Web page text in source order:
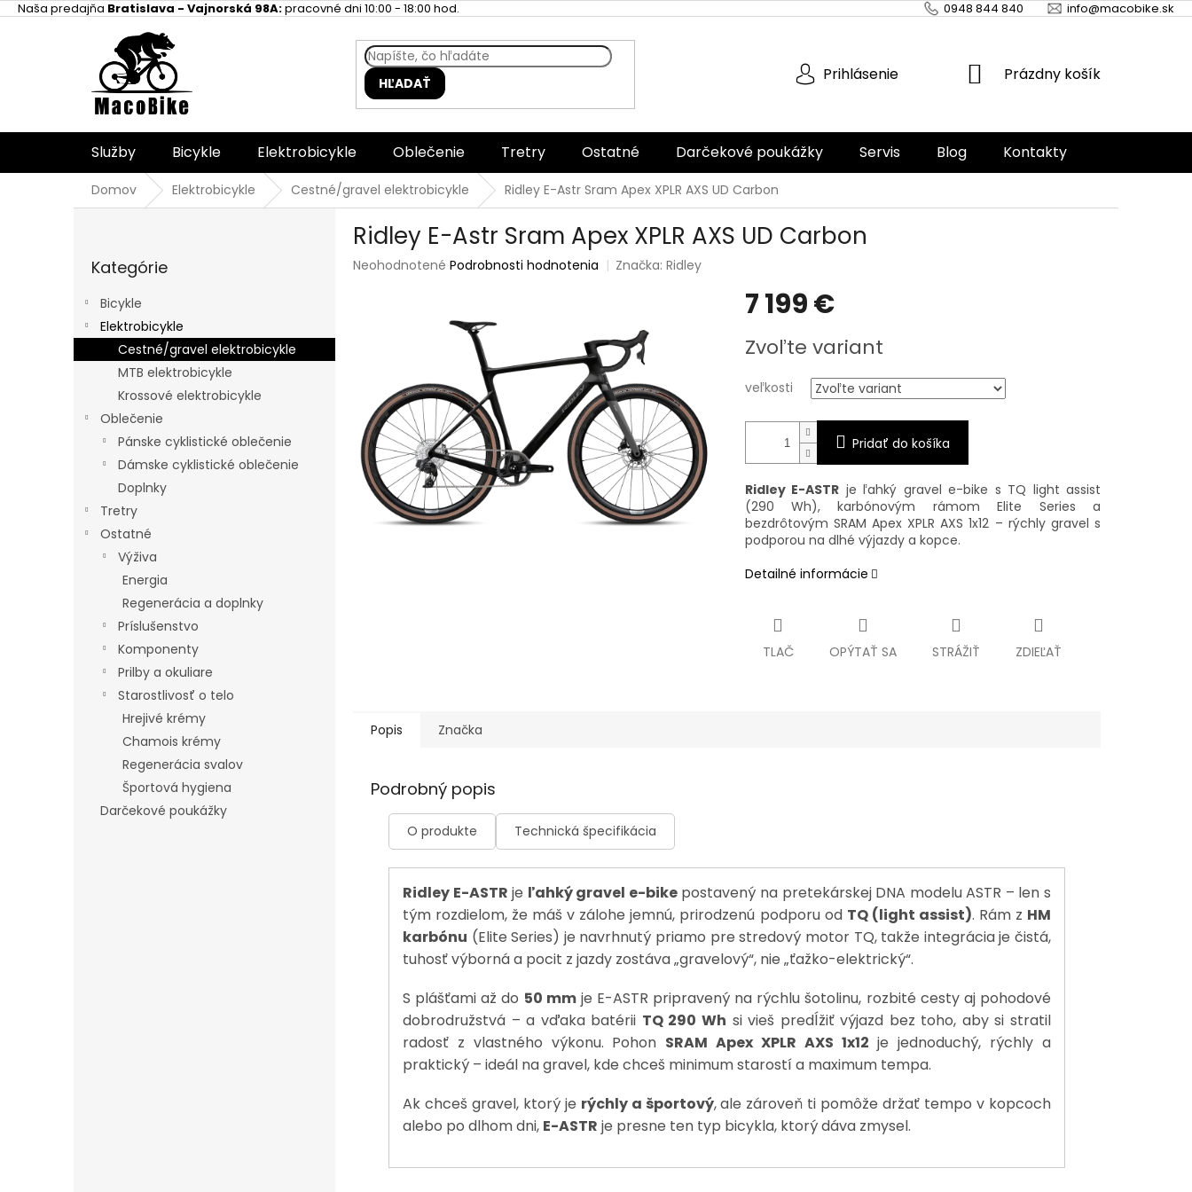
PrejsťNaša predajňa Bratislava - Vajnorská 98A:pracovné dni 10:00 - 18:00 hod. 0948 844 840 info@macobike.sk
HĽADAŤ Prihlásenie
NÁKUPNÝ
Prázdny košík
Služby Bicykle Elektrobicykle Oblečenie Tretry Ostatné Darčekové poukážky Servis Blog Kontakty
Domov Elektrobicykle Cestné/gravel elektrobicykle Ridley E-Astr Sram Apex XPLR AXS UD Carbon
a
kategórie
Kategórie
Bicykle
Elektrobicykle
Cestné/gravel elektrobicykle
MTB elektrobicykle
Krossové elektrobicykle
Oblečenie
Pánske cyklistické oblečenie
Dámske cyklistické oblečenie
Doplnky
Tretry
Ostatné
Výživa
Energia
Regenerácia a doplnky
Príslušenstvo
Komponenty
Prilby a okuliare
Starostlivosť o telo
Hrejivé krémy
Chamois krémy
Regenerácia svalov
Športová hygiena
Darčekové poukážky
Ridley E-Astr Sram Apex XPLR AXS UD Carbon
Priemerné
hviezdičiek.
Neohodnotené Podrobnosti hodnotenia Značka:Ridley
7 199 €
cena:
Zvoľte variant
veľkosti
Pridať do košíka
Ridley E-ASTR je ľahký gravel e-bike s TQ light assist
(290 Wh), karbónovým rámom Elite Series a
bezdrôtovým SRAM Apex XPLR AXS 1x12 – rýchly gravel s
podporou na dlhé výjazdy a kopce.
Detailné informácie
TLAČ OPÝTAŤ SA STRÁŽIŤ ZDIEĽAŤ
Popis Značka
Podrobný popis
O produkte Technická špecifikácia
Ridley E-ASTR je ľahký gravel e-bikepostavený na pretekárskej DNA modelu ASTR – len s
tým rozdielom, že máš v zálohe jemnú, prirodzenú podporu od TQ (light assist). Rám z HM
karbónu (Elite Series) je navrhnutý priamo pre stredový motor TQ, takže integrácia je čistá,
tuhosť výborná a pocit z jazdy zostáva „gravelový“, nie „ťažko-elektrický“.
S plášťami až do 50 mmje E-ASTR pripravený na rýchlu šotolinu, rozbité cesty aj pohodové
dobrodružstvá – a vďaka batérii TQ 290 Wh si vieš predĺžiť výjazd bez toho, aby si stratil
radosť z vlastného výkonu. Pohon SRAM Apex XPLR AXS 1x12 je jednoduchý, rýchly a
praktický – ideál na gravel, kde chceš minimum starostí a maximum tempa.
Ak chceš gravel, ktorý je rýchly a športový, ale zároveň ti pomôže držať tempo v kopcoch
alebo po dlhom dni, E-ASTR je presne ten typ bicykla, ktorý dáva zmysel.